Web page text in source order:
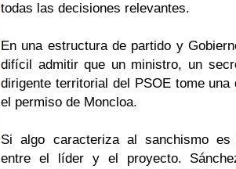
todas las decisiones relevantes.
En una estructura de partido y
difícil admitir que un ministro, un
dirigente territorial del PSOE tome
el permiso de Moncloa.
Si algo caracteriza al sanchismo
entre el líder y el proyecto.